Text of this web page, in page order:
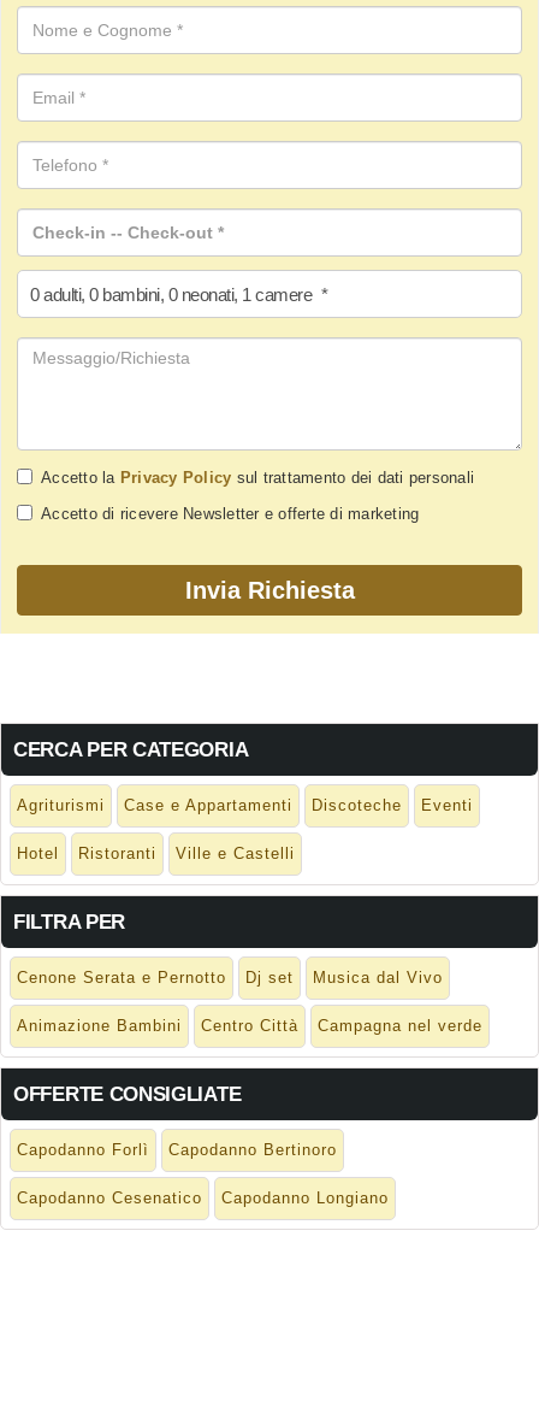
0 adulti, 0 bambini, 0 neonati, 1 camere *
Accetto la Privacy Policy sul trattamento dei dati personali
Accetto di ricevere Newsletter e offerte di marketing
CERCA PER CATEGORIA
Agriturismi Case e Appartamenti Discoteche Eventi
Hotel Ristoranti Ville e Castelli
FILTRA PER
Cenone Serata e Pernotto Dj set Musica dal Vivo
Animazione Bambini Centro Città Campagna nel verde
OFFERTE CONSIGLIATE
Capodanno Forlì Capodanno Bertinoro
Capodanno Cesenatico Capodanno Longiano